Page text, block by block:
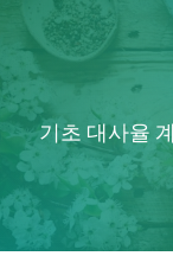
기초 대사율